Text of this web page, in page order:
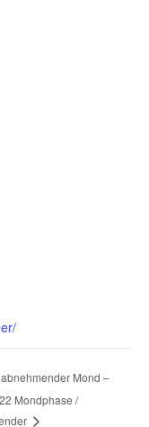
Mond –
Mondphase /